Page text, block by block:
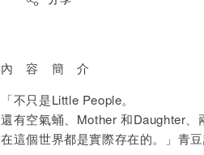
內 容 簡 介
「不只是Little People。
還有空氣蛹、Mother 和Daughter、
在這個世界都是實際存在的。」青豆